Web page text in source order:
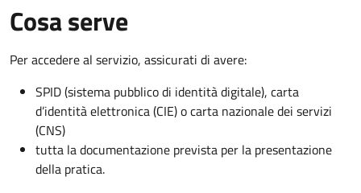
Cosa serve
Per accedere al servizio, assicurati di avere:
SPID (sistema pubblico di identità digitale), carta
d’identità elettronica (CIE) o carta nazionale dei servizi
(CNS)
tutta la documentazione prevista per la presentazione
della pratica.